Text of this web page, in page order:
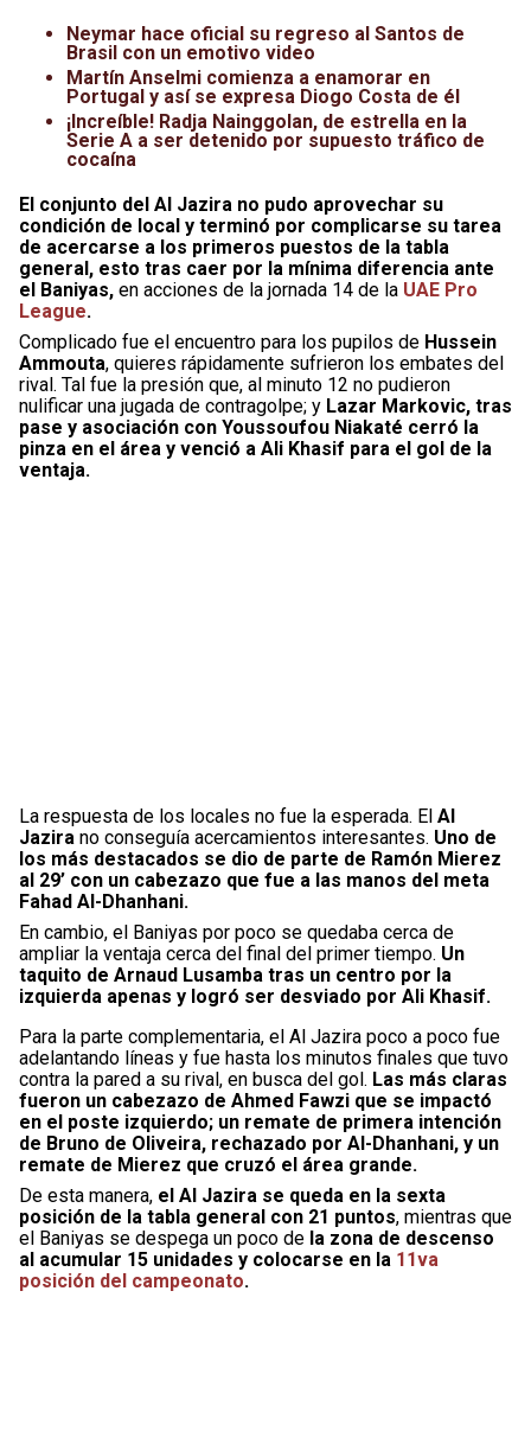
Neymar hace oficial su regreso al Santos de
Brasil con un emotivo video
Martín Anselmi comienza a enamorar en
Portugal y así se expresa Diogo Costa de él
¡Increíble! Radja Nainggolan, de estrella en la
Serie A a ser detenido por supuesto tráfico de
cocaína
El conjunto del Al Jazira no pudo aprovechar su
condición de local y terminó por complicarse su tarea
de acercarse a los primeros puestos de la tabla
general, esto tras caer por la mínima diferencia ante
el Baniyas, en acciones de la jornada 14 de la UAE Pro
League.
Complicado fue el encuentro para los pupilos de Hussein
Ammouta, quieres rápidamente sufrieron los embates del
rival. Tal fue la presión que, al minuto 12 no pudieron
nulificar una jugada de contragolpe; y Lazar Markovic, tras
pase y asociación con Youssoufou Niakaté cerró la
pinza en el área y venció a Ali Khasif para el gol de la
ventaja.
La respuesta de los locales no fue la esperada. El Al
Jazira no conseguía acercamientos interesantes. Uno de
los más destacados se dio de parte de Ramón Mierez
al 29’ con un cabezazo que fue a las manos del meta
Fahad Al-Dhanhani.
En cambio, el Baniyas por poco se quedaba cerca de
ampliar la ventaja cerca del final del primer tiempo. Un
taquito de Arnaud Lusamba tras un centro por la
izquierda apenas y logró ser desviado por Ali Khasif.
Para la parte complementaria, el Al Jazira poco a poco fue
adelantando líneas y fue hasta los minutos finales que tuvo
contra la pared a su rival, en busca del gol. Las más claras
fueron un cabezazo de Ahmed Fawzi que se impactó
en el poste izquierdo; un remate de primera intención
de Bruno de Oliveira, rechazado por Al-Dhanhani, y un
remate de Mierez que cruzó el área grande.
De esta manera, el Al Jazira se queda en la sexta
posición de la tabla general con 21 puntos, mientras que
el Baniyas se despega un poco de la zona de descenso
al acumular 15 unidades y colocarse en la 11va
posición del campeonato.